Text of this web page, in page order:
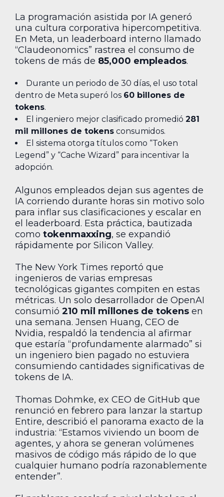
La programación asistida por IA generó
una cultura corporativa hipercompetitiva.
En Meta, un leaderboard interno llamado
“Claudeonomics” rastrea el consumo de
tokens de más de 85,000 empleados.
Durante un periodo de 30 días, el uso total
dentro de Meta superó los 60 billones de
tokens.
El ingeniero mejor clasificado promedió 281
mil millones de tokens consumidos.
El sistema otorga títulos como “Token
Legend” y “Cache Wizard” para incentivar la
adopción.
Algunos empleados dejan sus agentes de
IA corriendo durante horas sin motivo solo
para inflar sus clasificaciones y escalar en
el leaderboard. Esta práctica, bautizada
como tokenmaxxing, se expandió
rápidamente por Silicon Valley.
The New York Times reportó que
ingenieros de varias empresas
tecnológicas gigantes compiten en estas
métricas. Un solo desarrollador de OpenAI
consumió 210 mil millones de tokens en
una semana. Jensen Huang, CEO de
Nvidia, respaldó la tendencia al afirmar
que estaría “profundamente alarmado” si
un ingeniero bien pagado no estuviera
consumiendo cantidades significativas de
tokens de IA.
Thomas Dohmke, ex CEO de GitHub que
renunció en febrero para lanzar la startup
Entire, describió el panorama exacto de la
industria: “Estamos viviendo un boom de
agentes, y ahora se generan volúmenes
masivos de código más rápido de lo que
cualquier humano podría razonablemente
entender”.